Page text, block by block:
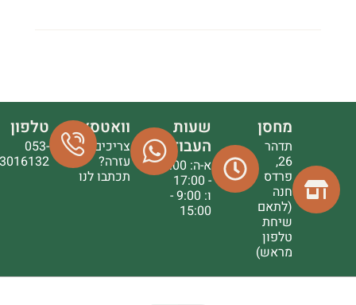
מחסן
תדהר
26,
פרדס
חנה
(לתאם
שיחת
טלפון
מראש)
שעות
העבודה
א-ה: 9:00
- 17:00
ו: 9:00 -
15:00
וואטסאפ
צריכים
עזרה?
תכתבו לנו
טלפון
053-
3016132